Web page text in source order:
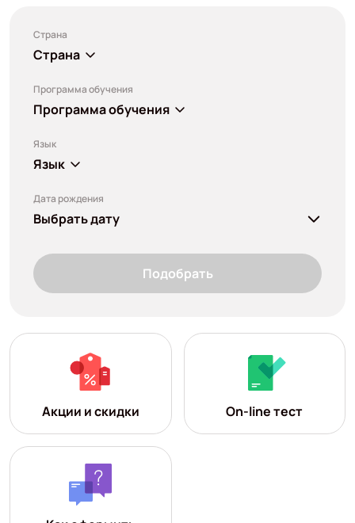
Страна
Страна
Программа обучения
Программа обучения
Язык
Язык
Дата рождения
Выбрать дату
Подобрать
Акции и скидки On-line тест